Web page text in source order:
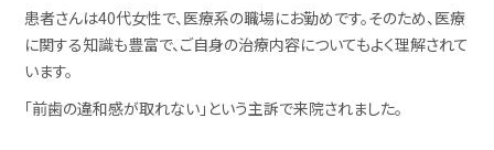
患者さんは40代女性で、医療系の職場にお勤めです。そのため、医療
に関する知識も豊富で、ご自身の治療内容についてもよく理解されて
います。
「前歯の違和感が取れない」という主訴で来院されました。